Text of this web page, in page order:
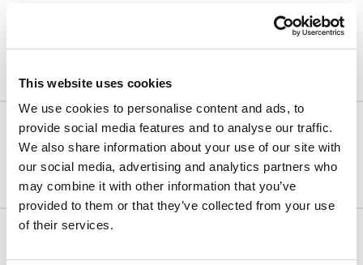
This website uses cookies
We use cookies to personalise content and ads, to
provide social media features and to analyse our traffic.
We also share information about your use of our site with
our social media, advertising and analytics partners who
may combine it with other information that you’ve
provided to them or that they’ve collected from your use
of their services.
FLEXIBLE RATE
Posebna ponuda
Besplatno otkazivanje – plaćanje u objektu!
Min. boravak:1 noć(i)